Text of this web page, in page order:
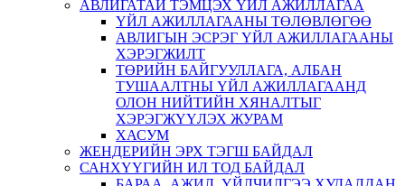
АВЛИГАТАЙ ТЭМЦЭХ ҮЙЛ АЖИЛЛАГАА
ҮЙЛ АЖИЛЛАГААНЫ ТӨЛӨВЛӨГӨӨ
АВЛИГЫН ЭСРЭГ ҮЙЛ АЖИЛЛАГААНЫ
ХЭРЭГЖИЛТ
ТӨРИЙН БАЙГУУЛЛАГА, АЛБАН
ТУШААЛТНЫ ҮЙЛ АЖИЛЛАГААНД
ОЛОН НИЙТИЙН ХЯНАЛТЫГ
ХЭРЭГЖҮҮЛЭХ ЖУРАМ
ХАСУМ
ЖЕНДЕРИЙН ЭРХ ТЭГШ БАЙДАЛ
САНХҮҮГИЙН ИЛ ТОД БАЙДАЛ